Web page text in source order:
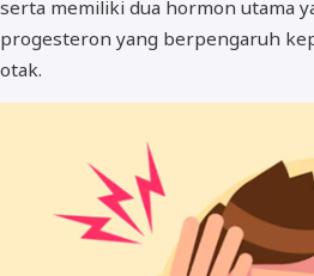
serta memiliki dua hormon utama
progesteron yang berpengaruh
otak.